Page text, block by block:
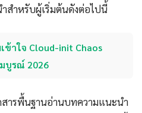
สำหรับผู้เริ่มต้นดังต่อไปนี้
ข้าใจ Cloud-init Chaos
บูรณ์ 2026
ารพื้นฐานอ่านบทความแนะนำ